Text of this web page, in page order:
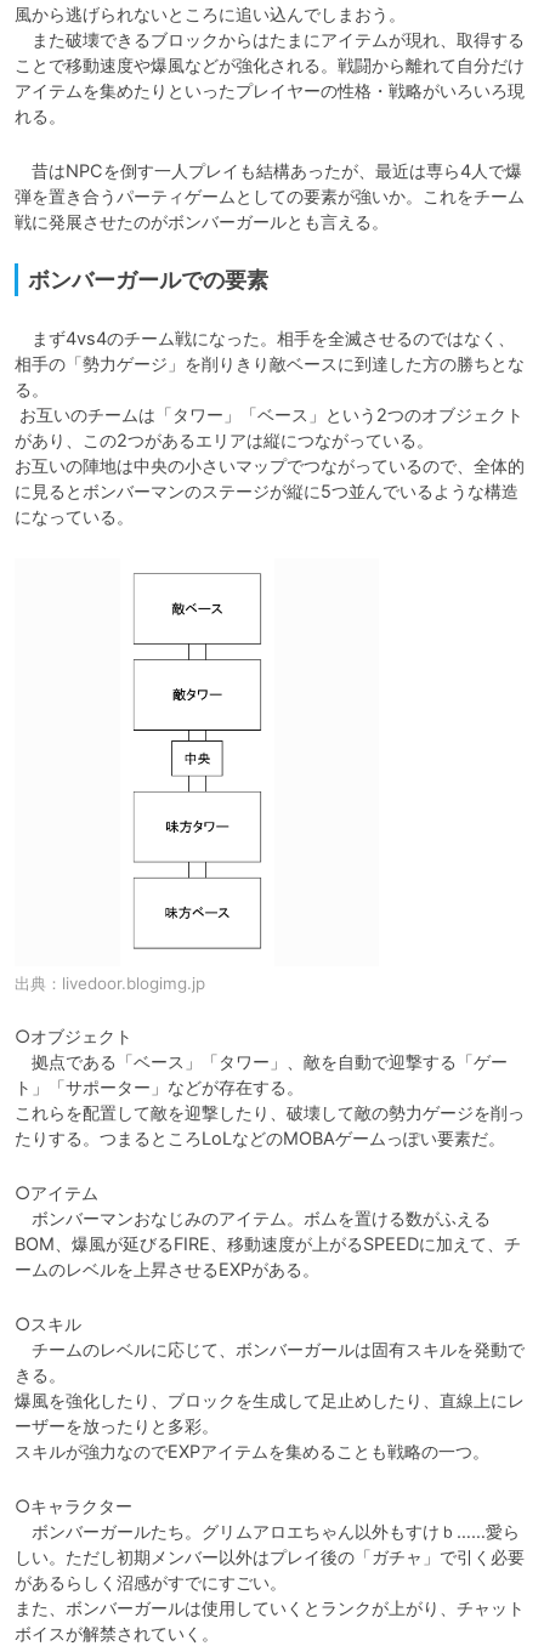
風から逃げられないところに追い込んでしまおう。
また破壊できるブロックからはたまにアイテムが現れ、取得する
ことで移動速度や爆風などが強化される。戦闘から離れて自分だけ
アイテムを集めたりといったプレイヤーの性格・戦略がいろいろ現
れる。
昔はNPCを倒す一人プレイも結構あったが、最近は専ら4人で爆
弾を置き合うパーティゲームとしての要素が強いか。これをチーム
戦に発展させたのがボンバーガールとも言える。
ボンバーガールでの要素
まず4vs4のチーム戦になった。相手を全滅させるのではなく、
相手の「勢力ゲージ」を削りきり敵ベースに到達した方の勝ちとな
る。
があり、この2つがあるエリアは縦につながっている。
お互いの陣地は中央の小さいマップでつながっているので、全体的
に見るとボンバーマンのステージが縦に5つ並んでいるような構造
になっている。
出典： livedoor.blogimg.jp
○オブジェクト
拠点である「ベース」「タワー」、敵を自動で迎撃する「ゲー
ト」「サポーター」などが存在する。
これらを配置して敵を迎撃したり、破壊して敵の勢力ゲージを削っ
たりする。つまるところLoLなどのMOBAゲームっぽい要素だ。
○アイテム
ボンバーマンおなじみのアイテム。ボムを置ける数がふえる
BOM、爆風が延びるFIRE、移動速度が上がるSPEEDに加えて、チ
ームのレベルを上昇させるEXPがある。
○スキル
チームのレベルに応じて、ボンバーガールは固有スキルを発動で
きる。
爆風を強化したり、ブロックを生成して足止めしたり、直線上にレ
ーザーを放ったりと多彩。
スキルが強力なのでEXPアイテムを集めることも戦略の一つ。
○キャラクター
ボンバーガールたち。グリムアロエちゃん以外もすけｂ……愛ら
しい。ただし初期メンバー以外はプレイ後の「ガチャ」で引く必要
があるらしく沼感がすでにすごい。
また、ボンバーガールは使用していくとランクが上がり、チャット
ボイスが解禁されていく。